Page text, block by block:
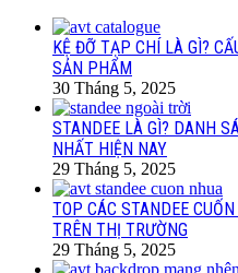
KỆ ĐỠ TẠP CHÍ LÀ GÌ?
SẢN PHẨM
30 Tháng 5, 2025
STANDEE LÀ GÌ? DANH
NHẤT HIỆN NAY
29 Tháng 5, 2025
TOP CÁC STANDEE
TRÊN THỊ TRƯỜNG
29 Tháng 5, 2025